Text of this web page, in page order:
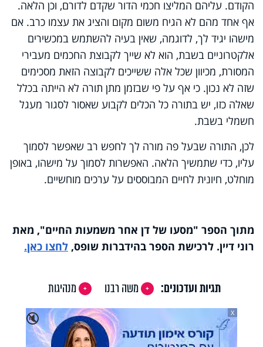
הקודם. עליהם המליצו חכמי הדור שקדם לדורם, וכן הלאה.
אף אחד מהם לא הגיח משום מקום והציג את עצמו כרב. אם
מישהו יגיד לך, לדוגמה, שאין בעיה להשתמש במכשירים
אלקטרוניים בשבת, הוא לא שייך לקבוצת החכמים מעבירי
המסורת, מכיוון שכל אלה ששייכים לקבוצה הזאת מסכימים
שזה לא נכון. כי אף על פי שבזמן מתן תורה לא הייתה בכלל
שאלה כזו, יש בתורה כל הכלים לקבוע שאסור לסגור מעגל
חשמלי בשבת.
לכן, התורה שבעל פה מורה לך לחפש רב שאפשר לסמוך
עליו, כדי שתמשיך הלאה. האפשרות לסמוך על מישהו, באופן
מוחלט, חיונית לחיים המבוססים על ערכים מוחשיים.
מתוך הספר "מסעו של דן אחר משמעות החיים", מאת
רוני דיין. לרכישת הספר בהידברות שופס, לחצו כאן.
תגיות ועדכונים: משה רבנו
מנהיגות
🔇
X